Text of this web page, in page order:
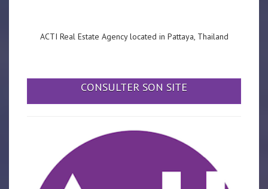
ACTI Real Estate Agency located in Pattaya, Thailand
CONSULTER SON SITE